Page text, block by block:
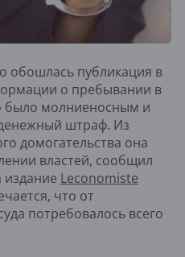
обошлась публикация в
о пребывании в
было молниеносным и
штраф. Из
домогательства она
властей, сообщил
издание Leconomiste
что от
потребовалось всего